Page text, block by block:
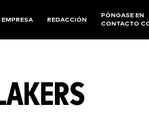
EMPRESA REDACCIÓN
PÓNGASE EN
CONTACTO